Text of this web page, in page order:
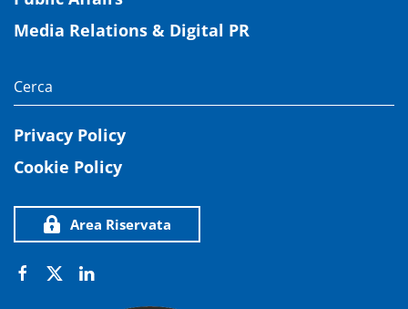
Media Relations & Digital PR
Privacy Policy
Cookie Policy
Area Riservata